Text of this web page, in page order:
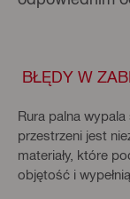
BŁĘDY W
Rura palna
przestrzeni jest
materiały, które
objętość i